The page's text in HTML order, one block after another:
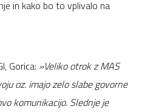
in kako bo to vplivalo na
delo:
Gorica: »Veliko otrok z MAS
oz. imajo zelo slabe govorne
komunikacijo. Slednje je